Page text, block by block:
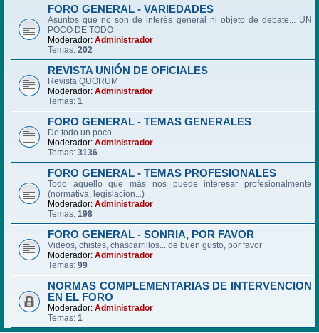
FORO GENERAL - VARIEDADES
Asuntos que no son de interés general ni objeto de debate... UN
POCO DE TODO
Moderador: Administrador
Temas: 202
REVISTA UNIÓN DE OFICIALES
Revista QUORUM
Moderador: Administrador
Temas: 1
FORO GENERAL - TEMAS GENERALES
De todo un poco
Moderador: Administrador
Temas: 3136
FORO GENERAL - TEMAS PROFESIONALES
Todo aquello que más nos puede interesar profesionalmente
(normativa, legislacion...)
Moderador: Administrador
Temas: 198
FORO GENERAL - SONRIA, POR FAVOR
Videos, chistes, chascarrillos... de buen gusto, por favor
Moderador: Administrador
Temas: 99
NORMAS COMPLEMENTARIAS DE INTERVENCION
EN EL FORO
Moderador: Administrador
Temas: 1